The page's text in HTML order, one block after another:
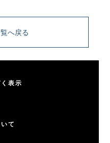
へ戻る
表示
て